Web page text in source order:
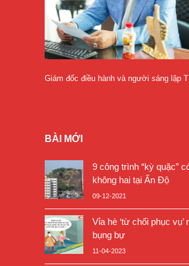
Giám đốc điều hành và người sáng lập
BÀI MỚI
9 công trình “kỳ quặc”
không hai tại Ấn Độ
09-12-2021
Vỉa hè ‘từ chối phục vụ’
bụng bự
11-04-2023